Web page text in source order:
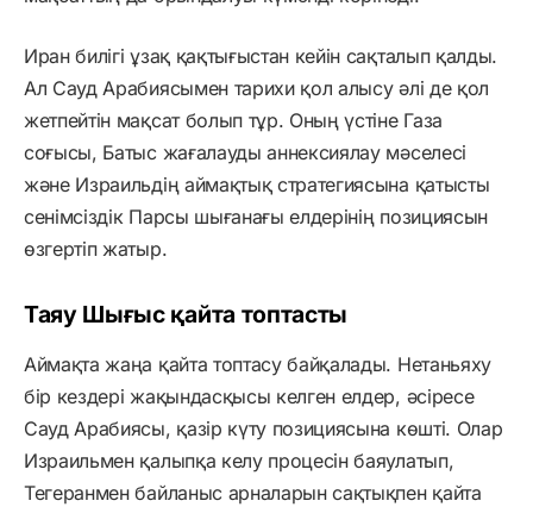
Иран билігі ұзақ қақтығыстан кейін сақталып қалды.
Ал Сауд Арабиясымен тарихи қол алысу әлі де қол
жетпейтін мақсат болып тұр. Оның үстіне Газа
соғысы, Батыс жағалауды аннексиялау мәселесі
және Израильдің аймақтық стратегиясына қатысты
сенімсіздік Парсы шығанағы елдерінің позициясын
өзгертіп жатыр.
Таяу Шығыс қайта топтасты
Аймақта жаңа қайта топтасу байқалады. Нетаньяху
бір кездері жақындасқысы келген елдер, әсіресе
Сауд Арабиясы, қазір күту позициясына көшті. Олар
Израильмен қалыпқа келу процесін баяулатып,
Тегеранмен байланыс арналарын сақтықпен қайта